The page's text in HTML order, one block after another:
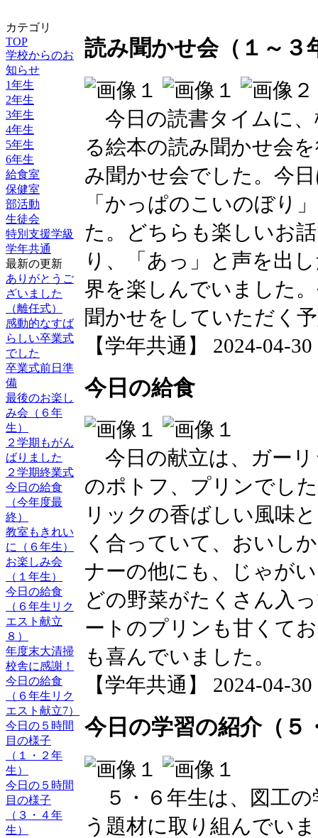
カテゴリ
TOP
学校からのお
知らせ
1年生
2年生
3年生
4年生
5年生
6年生
給食室
保健室
部活動
生徒会
特別支援学級
学年共通
最新の更新
ありがとうご
ざいました
（離任式）
感動的なすば
らしい卒業式
でした
卒業式前日準
備
最後のお楽し
み会（６年
生）
２学期もがん
ばりました
２学期終業式
今日の給食
（今年度最
終）
教室もきれい
に（６年生）
お楽しみ会
（１年生）
今日の給食
（６年生リク
エスト献立
８）
年度末大清掃
校舎に感謝！
今日の給食
（６年生リク
エスト献立7）
今日の５時間
目の様子
（１・２年
生）
今日の５時間
目の様子
（３・４年
生）
読み聞かせ会（１～３
今日の読書タイムに、
る絵本の読み聞かせ会
み聞かせ会でした。今
「かっぱのこいのぼり
た。どちらも楽しいお
り、「あっ」と声を出
界を楽しんでいました
聞かせをしていただく
【学年共通】 2024-04-
今日の給食
今日の献立は、ガー
のポトフ、プリンでし
リックの香ばしい風味
く合っていて、おいし
ナーの他にも、じゃが
どの野菜がたくさん入
ートのプリンも甘くて
も喜んでいました。
【学年共通】 2024-04-
今日の学習の紹介（５
５・６年生は、図工の
う題材に取り組んでい